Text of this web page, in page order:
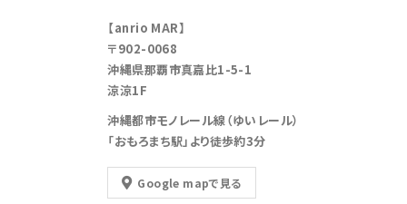
【anrio MAR】
〒902-0068
沖縄県那覇市真嘉比1-5-1
涼涼1F
沖縄都市モノレール線（ゆいレール）
「おもろまち駅」より徒歩約3分
Google mapで見る